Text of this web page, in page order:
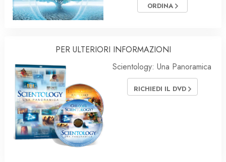
ORDINA
PER ULTERIORI INFORMAZIONI
Scientology: Una Panoramica
RICHIEDI IL DVD